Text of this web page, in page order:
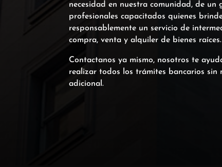
necesidad en nuestra comunidad, de un
profesionales capacitados quienes
responsablemente un servicio de
compra, venta y alquiler de bienes raíces.
Contactanos ya mismo, nosotros te
realizar todos los trámites bancarios sin
adicional.